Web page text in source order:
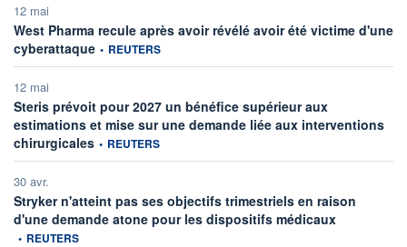
12 mai
West Pharma recule après avoir révélé avoir été victime d'une
cyberattaque information fournie par
• REUTERS
12 mai
Steris prévoit pour 2027 un bénéfice supérieur aux
estimations et mise sur une demande liée aux interventions
chirurgicales information fournie par
• REUTERS
30 avr.
Stryker n'atteint pas ses objectifs trimestriels en raison
d'une demande atone pour les dispositifs médicauxinformation
• REUTERS